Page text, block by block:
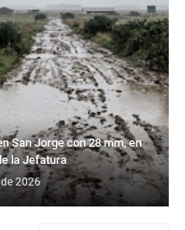
San Jorge con 28 mm, en
la Jefatura
2026